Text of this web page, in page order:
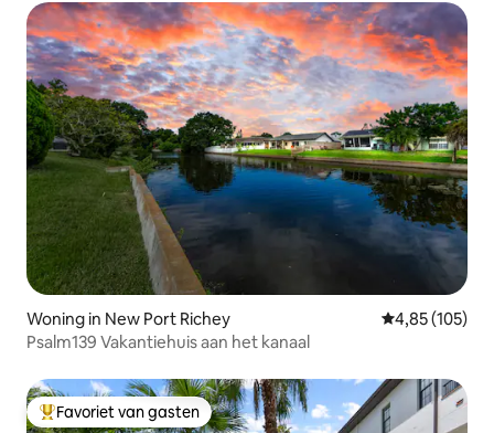
Woning in New Port Richey Gemiddelde
4,85 (105)
Psalm139 Vakantiehuis aan het kanaal
Topfavoriet van gasten
Favoriet van gasten